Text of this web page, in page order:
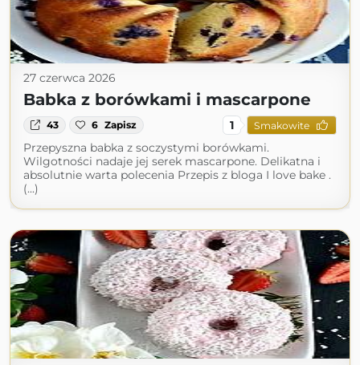
27 czerwca 2026
Babka z borówkami i mascarpone
43 6 Zapisz 1 Smakowite
Przepyszna babka z soczystymi borówkami.
Wilgotności nadaje jej serek mascarpone. Delikatna i
absolutnie warta polecenia Przepis z bloga I love bake .
(...)